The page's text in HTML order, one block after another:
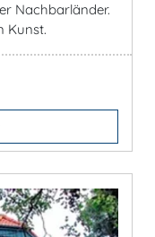
Nachbarländer.
Kunst.